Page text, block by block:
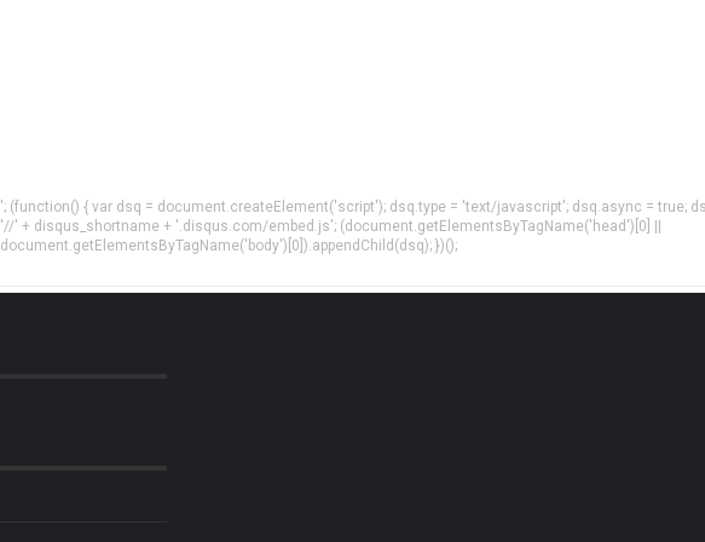
'; (function() { var dsq = document.createElement('script'); dsq.type = 'text/javascript'; dsq.async = true;
'//' + disqus_shortname + '.disqus.com/embed.js'; (document.getElementsByTagName('head')[0] ||
document.getElementsByTagName('body')[0]).appendChild(dsq); })();